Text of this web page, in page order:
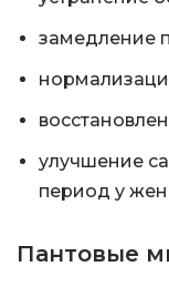
замедление
улучшение
период у
Пантовые